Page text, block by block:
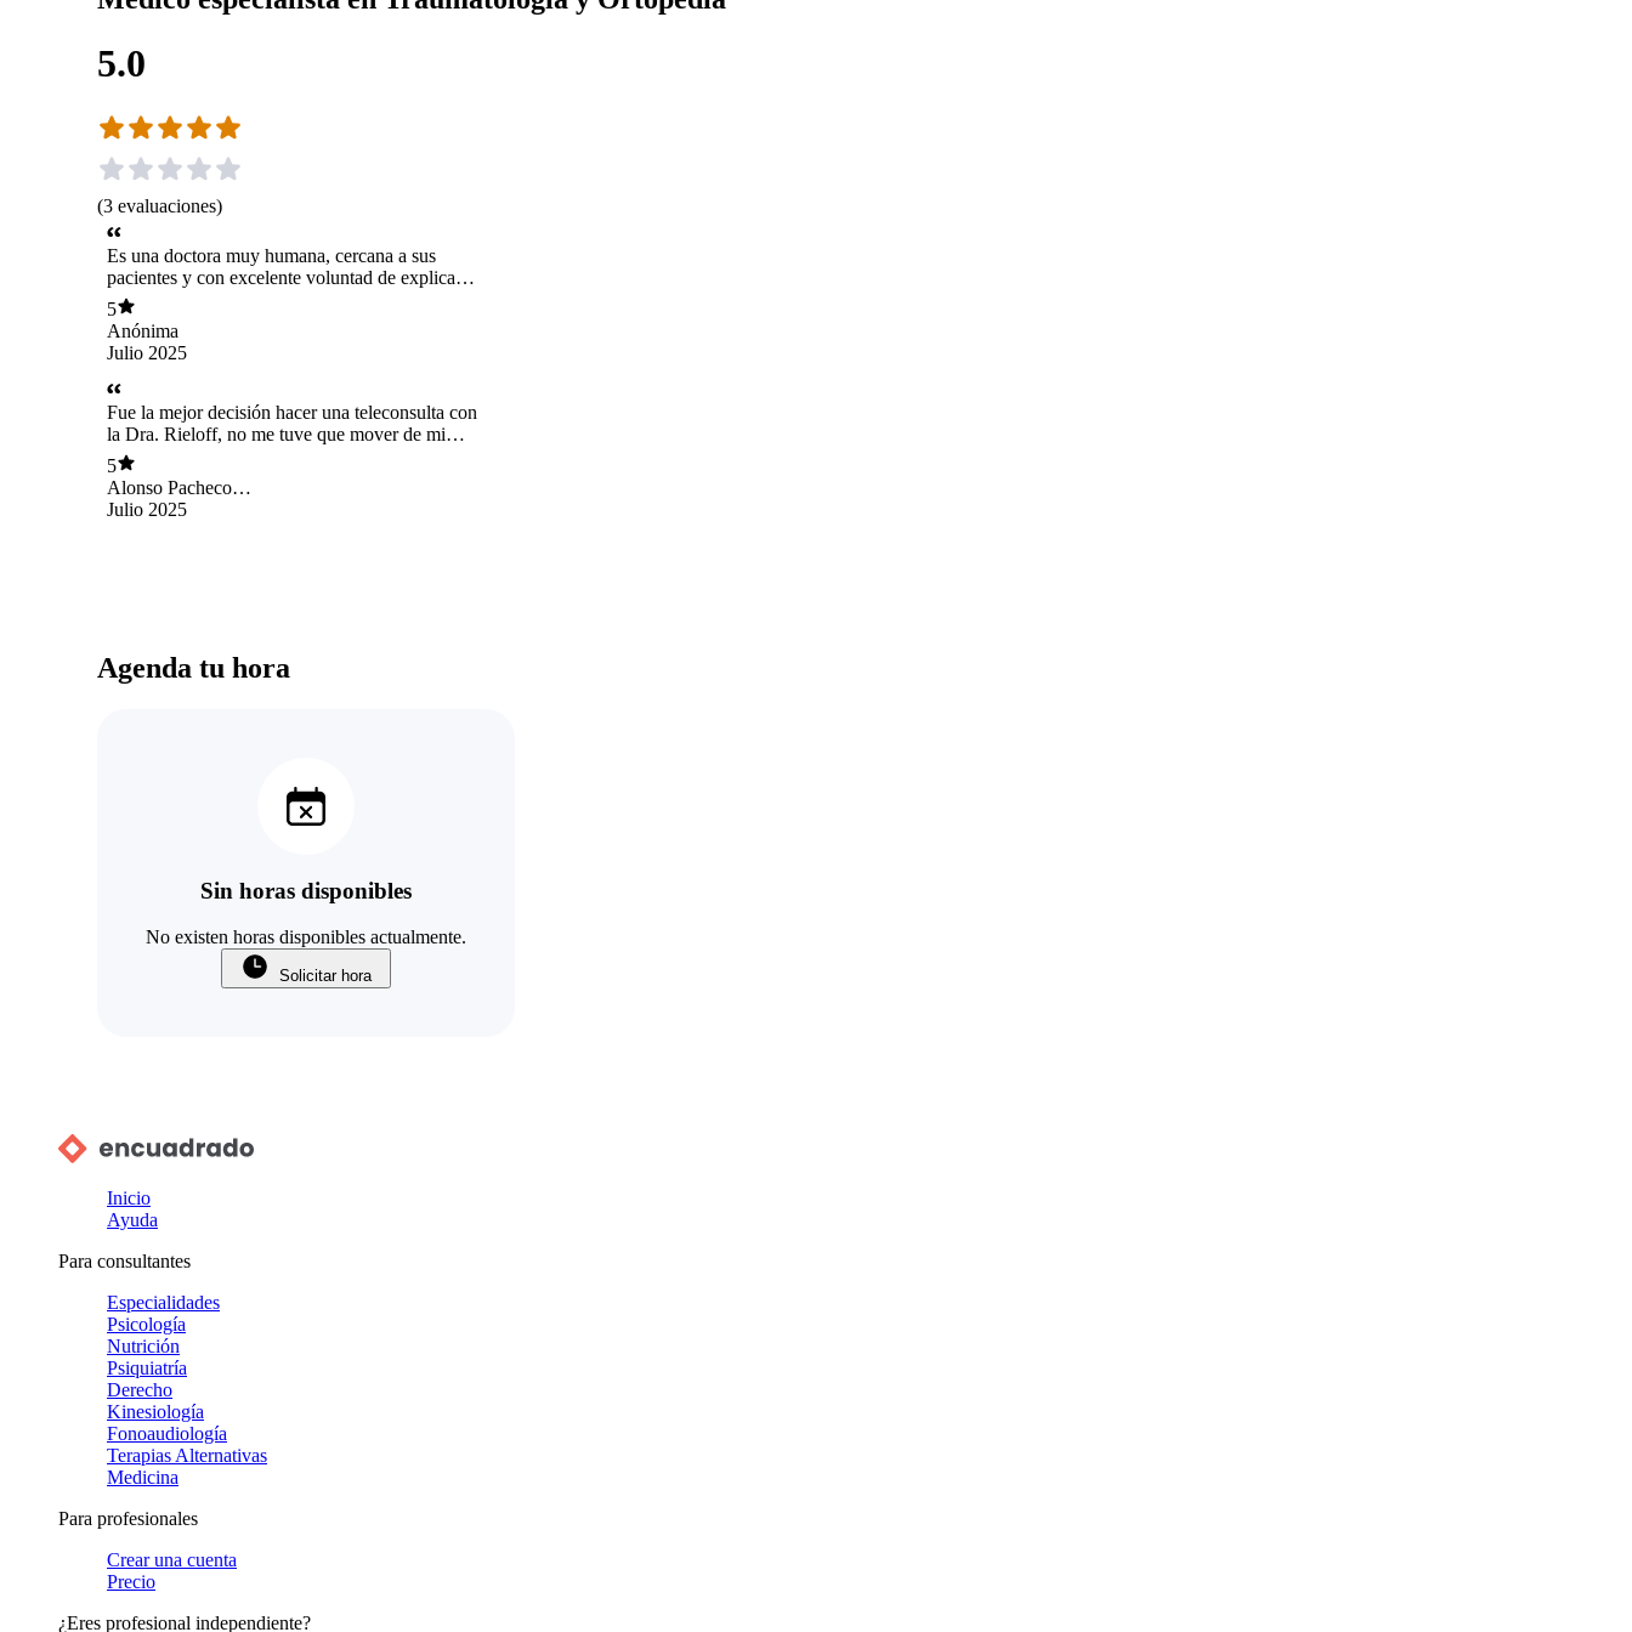
5.0
(3 evaluaciones)
Es una doctora muy humana, cercana a sus
pacientes y con excelente voluntad de explicar
todo. La recomiendo 1000%
5
Anónima
Julio 2025
Fue la mejor decisión hacer una teleconsulta con
la Dra. Rieloff, no me tuve que mover de mi
casa para poder determinar que exámenes tenía
que hacer, la asertividad de la doctora fue
demasiado tranquilizadora. Luego de tener los
exámenes inmediatamente atendió a darme las
5
Alonso Pacheco
Diaz
Julio 2025
Agenda tu hora
Sin horas disponibles
No existen horas disponibles actualmente.
Solicitar hora
Inicio
Ayuda
Para consultantes
Especialidades
Psicología
Nutrición
Psiquiatría
Derecho
Kinesiología
Fonoaudiología
Terapias Alternativas
Medicina
Para profesionales
Crear una cuenta
Precio
¿Eres profesional independiente?